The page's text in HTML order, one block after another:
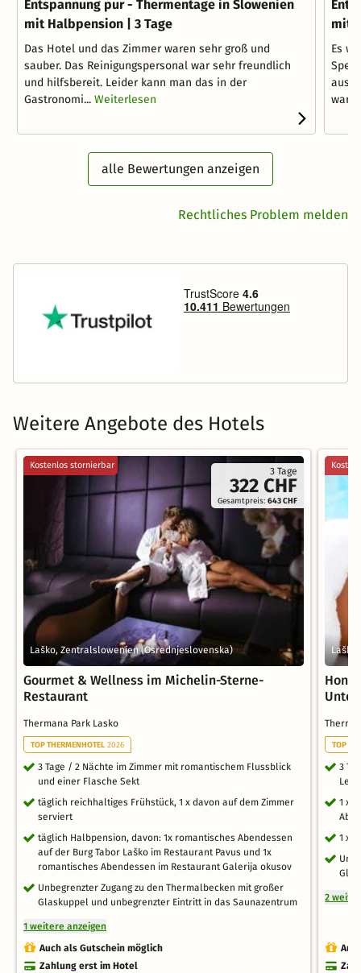
Entspannung pur - Thermentage in Slowenien
mit Halbpension | 3 Tage
Das Hotel und das Zimmer waren sehr groß und
sauber. Das Reinigungspersonal war sehr freundlich
und hilfsbereit. Leider kann man das in der
Gastronomi... Weiterlesen
mit
Es
alle Bewertungen anzeigen
Rechtliches Problem melden
Weitere Angebote des Hotels
3 Tage
322 CHF
Gesamtpreis:643 CHF
Kostenlos stornierbar
Laško, Zentralslowenien (Osrednjeslovenska)
Gourmet & Wellness im Michelin-Sterne-
Restaurant
Thermana Park Lasko
TOP THERMENHOTEL 2026
3 Tage / 2 Nächte im Zimmer mit romantischem Flussblick
und einer Flasche Sekt
täglich reichhaltiges Frühstück, 1 x davon auf dem Zimmer
serviert
täglich Halbpension, davon: 1x romantisches Abendessen
auf der Burg Tabor Laško im Restaurant Pavus und 1x
romantisches Abendessen im Restaurant Galerija okusov
Unbegrenzter Zugang zu den Thermalbecken mit großer
Glaskuppel und unbegrenzter Eintritt in das Saunazentrum
1 weitere anzeigen
Auch als Gutschein möglich
Zahlung erst im Hotel
TOP
3
1 x
1 x
2